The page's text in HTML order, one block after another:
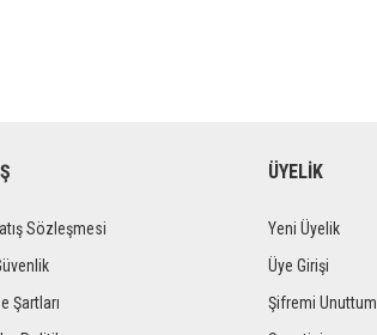
Sözleşmesi
Şartları
ÜYELİK
Yeni Üyelik
Üye Girişi
Şifremi Unuttum